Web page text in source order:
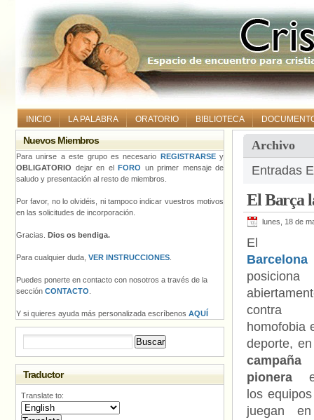
INICIO LA PALABRA ORATORIO BIBLIOTECA
Archivo
Entradas
El Barça
lunes, 18 de
Barcelona
posiciona
homofobia
deporte,
campaña
pionera
los
juegan
Nuevos Miembros
Para unirse a este grupo es necesario REGISTRARSEy
OBLIGATORIO dejar en el FORO un primer mensaje de
saludo y presentación al resto de miembros.
Por favor, no lo olvidéis, ni tampoco indicar vuestros motivos
en las solicitudes de incorporación.
Gracias. Dios os bendiga.
Para cualquier duda, VER INSTRUCCIONES
Puedes ponerte en contacto con nosotros a través de la
sección CONTACTO
Y si quieres ayuda más personalizada escríbenos AQUÍ
Traductor
Translate to: